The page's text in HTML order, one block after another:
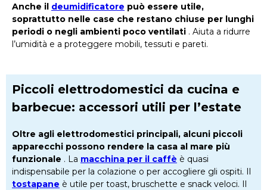
Anche il deumidificatore può essere utile,
soprattutto nelle case che restano chiuse per lunghi
periodi o negli ambienti poco ventilati . Aiuta a ridurre
l’umidità e a proteggere mobili, tessuti e pareti.
Piccoli elettrodomestici da cucina e
barbecue: accessori utili per l’estate
Oltre agli elettrodomestici principali, alcuni piccoli
apparecchi possono rendere la casa al mare più
funzionale . La macchina per il caffè è quasi
indispensabile per la colazione o per accogliere gli ospiti. Il
tostapane è utile per toast, bruschette e snack veloci. Il